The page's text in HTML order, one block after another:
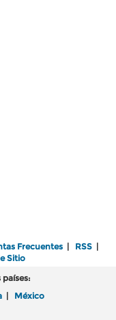
Frecuentes | RSS |
Sitio
| México